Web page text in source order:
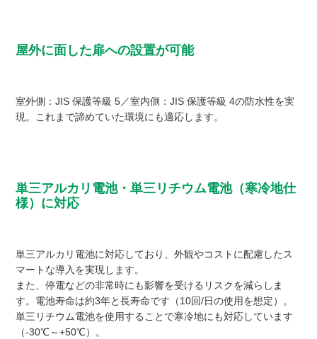
屋外に面した扉への設置が可能
室外側：JIS 保護等級 5／室内側：JIS 保護等級 4の防水性を実
現。これまで諦めていた環境にも適応します。
単三アルカリ電池・単三リチウム電池（寒冷地仕
様）に対応
単三アルカリ電池に対応しており、外観やコストに配慮したス
マートな導入を実現します。
また、停電などの非常時にも影響を受けるリスクを減らしま
す。電池寿命は約3年と長寿命です（10回/日の使用を想定）。
単三リチウム電池を使用することで寒冷地にも対応しています
（-30℃～+50℃）。